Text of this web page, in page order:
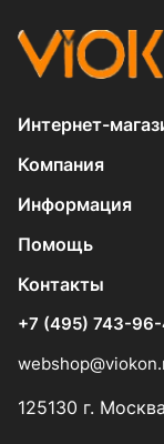
Интернет-
Компания
Информация
Помощь
Контакты
+7 (495) 743-
125130 г.